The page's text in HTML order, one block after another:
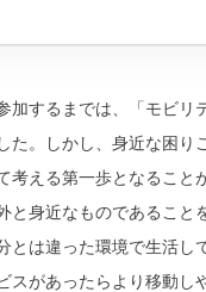
加するまでは、「モビリ
た。しかし、身近な困り
考える第一歩となること
と身近なものであること
とは違った環境で生活し
スがあったらより移動し